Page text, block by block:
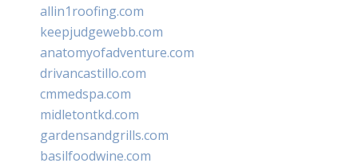
allin1roofing.com
keepjudgewebb.com
anatomyofadventure.com
drivancastillo.com
cmmedspa.com
midletontkd.com
gardensandgrills.com
basilfoodwine.com